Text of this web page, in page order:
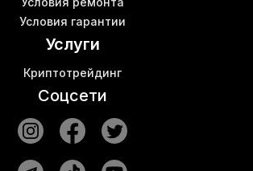
Условия гарантии
Услуги
Криптотрейдинг
Соцсети